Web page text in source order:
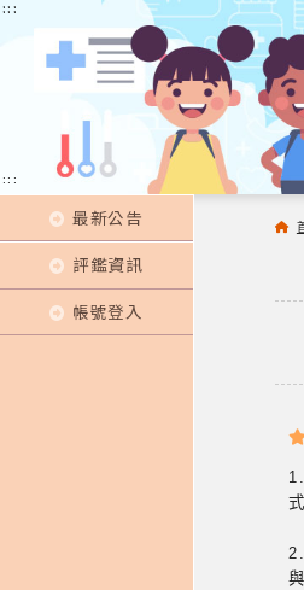
:::
:::
最新公告
評鑑資訊
帳號登入
:::